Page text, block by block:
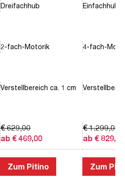
Dreifachhub
2-fach-Motorik
Verstellbereich ca. 1 cm
ab € 469,00
€ 629,00
Zum Pitino
Einfachhub
4-fach-
ab € 829,00
€ 1.299,00
Zum